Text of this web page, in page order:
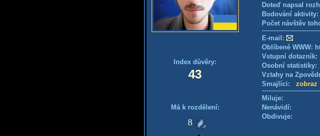
Index důvěry:
43
Má k rozdělení:
8
Doteď napsal
Bodování aktivity:
Počet návštěv
E-mail:
Oblíbené WWW:
Vstupní
Osobní statistiky:
Vztahy na
Smajlíci: zobraz
Miluje:
Nenávidí:
Obdivuje: